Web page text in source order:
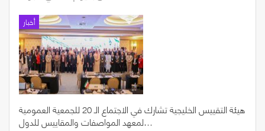
أخبار
هيئة التقييس الخليجية تشارك في الاجتماع الـ 20 للجمعية العمومية
لمعهد المواصفات والمقاييس للدول…